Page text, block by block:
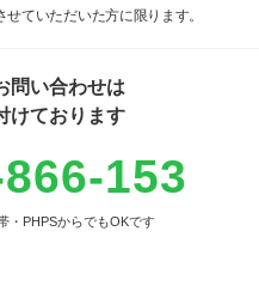
ていただいた方に限ります。
問い合わせは
けております
153
・PHPSからでもOKです